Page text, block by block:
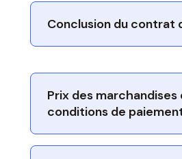
Conclusion du contrat
Prix des marchandises
conditions de